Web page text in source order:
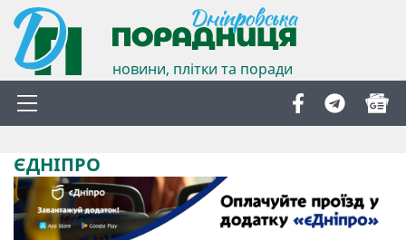
новини, плітки та поради
ЄДНІПРО